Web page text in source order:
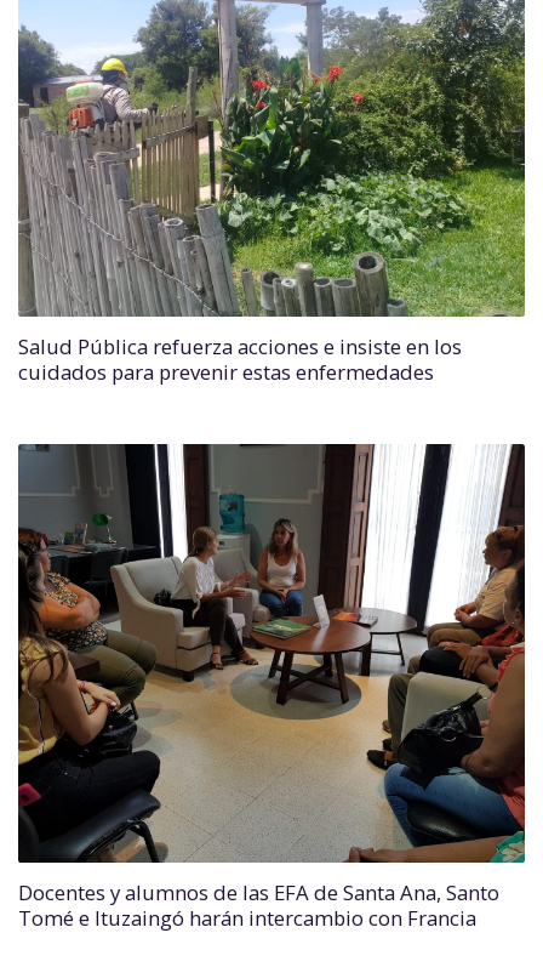
Salud Pública refuerza acciones e insiste en los
cuidados para prevenir estas enfermedades
Docentes y alumnos de las EFA de Santa Ana, Santo
Tomé e Ituzaingó harán intercambio con Francia